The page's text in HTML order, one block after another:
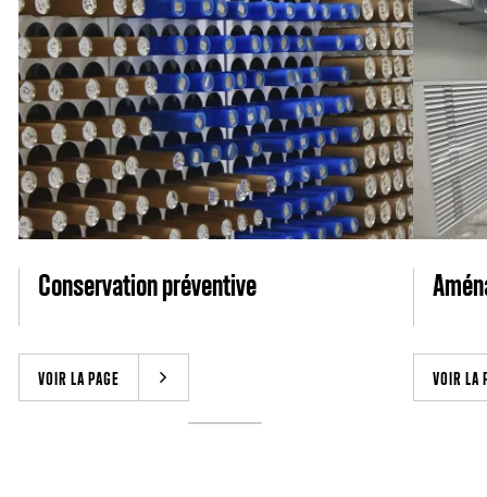
Conservation préventive
VOIR LA PAGE VOIR LA